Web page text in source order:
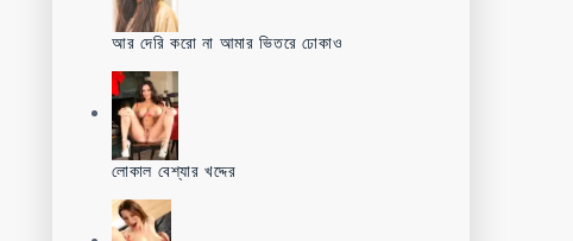
আর দেরি করো না আমার ভিতরে ঢোকাও
লোকাল বেশ্যার খদ্দের